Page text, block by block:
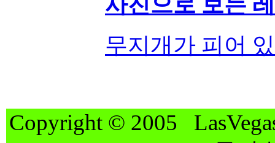
무지개가 피어
Copyright © 2005